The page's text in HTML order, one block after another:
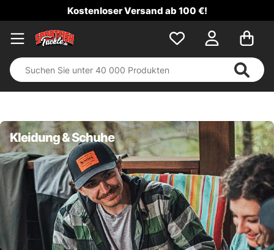
Kostenloser Versand ab 100 €!
Kleidung & Schuhe